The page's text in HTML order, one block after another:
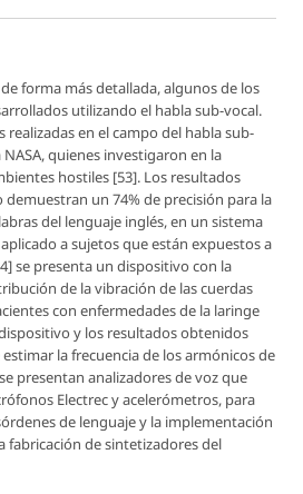
forma más detallada, algunos de los
utilizando el habla sub-vocal.
realizadas en el campo del habla sub-
quienes investigaron en la
hostiles [53]. Los resultados
un 74% de precisión para la
del lenguaje inglés, en un sistema
a sujetos que están expuestos a
se presenta un dispositivo con la
de la vibración de las cuerdas
con enfermedades de la laringe
y los resultados obtenidos
la frecuencia de los armónicos de
presentan analizadores de voz que
Electrec y acelerómetros, para
de lenguaje y la implementación
fabricación de sintetizadores del